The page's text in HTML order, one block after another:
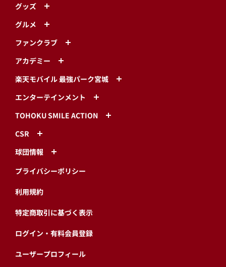
グッズ
グルメ
ファンクラブ
アカデミー
楽天モバイル 最強パーク宮城
エンターテインメント
TOHOKU SMILE ACTION
CSR
球団情報
プライバシーポリシー
利用規約
特定商取引に基づく表示
ログイン・有料会員登録
ユーザープロフィール